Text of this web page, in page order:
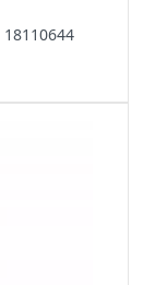
18110644